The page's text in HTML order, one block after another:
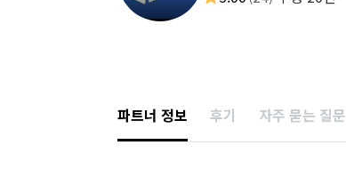
파트너 정보 후기 자주 묻는 질문